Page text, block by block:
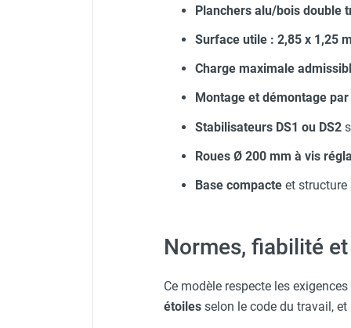
Planchers alu/bois double
Surface utile : 2,85 x 1,25
Charge maximale
Montage et démontage
Stabilisateurs DS1 ou DS2
Roues Ø 200 mm à vis
Base compacte et structure
Normes, fiabilité
Ce modèle respecte les exigences
étoiles selon le code du travail, et